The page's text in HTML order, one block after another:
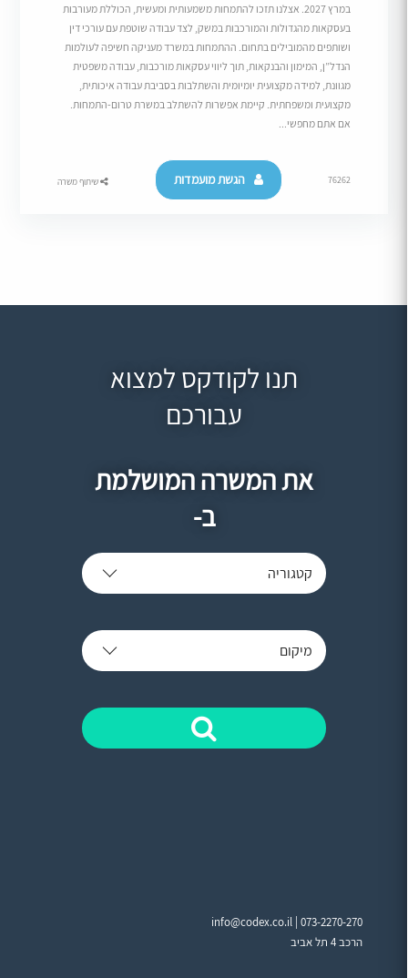
במרץ 2027. אצלנו תזכו להתמחות משמעותית ומעשית, הכוללת מעורבות
בעסקאות מהגדולות והמורכבות במשק, לצד עבודה שוטפת עם עורכי דין
ושותפים מהמובילים בתחום. ההתמחות במשרד מעניקה חשיפה לעולמות
הנדל”ן, המימון והבנקאות, תוך ליווי עסקאות מורכבות, עבודה משפטית
מגוונת, למידה מקצועית יומיומית והשתלבות בסביבת עבודה איכותית,
מקצועית ומשפחתית. קיימת אפשרות להשתלב במשרת טרום-התמחות.
אם אתם מחפשי...
76262 הגשת מועמדות שיתוף משרה
תנו לקודקס למצוא
עבורכם
את המשרה המושלמת
ב-
קטגוריה
מיקום
info@codex.co.il |073-2270-270
הרכב 4 תל אביב